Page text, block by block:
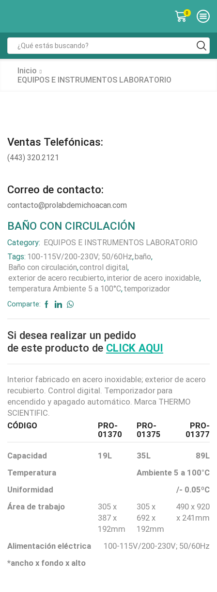
0
input
Inicio
EQUIPOS E INSTRUMENTOS LABORATORIO
Ventas Telefónicas:
(443) 320.2121
Correo de contacto:
contacto@prolabdemichoacan.com
BAÑO CON CIRCULACIÓN
Category: EQUIPOS E INSTRUMENTOS LABORATORIO
Tags: 100-115V/200-230V; 50/60Hz, baño,
Baño con circulación,control digital ,
exterior de acero recubierto,interior de acero inoxidable,
temperatura Ambiente 5 a 100°C,temporizador
Comparte:
Si desea realizar un pedido
de este producto de CLICK AQUI
Interior fabricado en acero inoxidable; exterior de acero
recubierto. Control digital. Temporizador para
encendido y apagado automático. Marca THERMO
SCIENTIFIC.
CÓDIGO
PRO-
01370
PRO-
01375
PRO-
01377
Capacidad 19L 35L
89L
Temperatura
Ambiente 5 a 100°C
Uniformidad
/- 0.05ºC
Área de trabajo
305 x
387 x
192mm
305 x
692 x
192mm
490 x 920
x 241mm
Alimentación eléctrica
100-115V/200-230V; 50/60Hz
*ancho x fondo x alto